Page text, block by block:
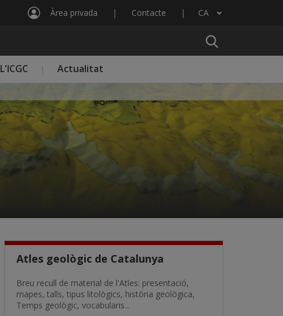
Àrea privada Contacte CA
Llista les accions addicionals
L'ICGC Actualitat
Atles geològic de Catalunya
Breu recull de material de l'Atles: presentació,
mapes, talls, tipus litològics, història geològica,
Temps geològic, vocabularis...